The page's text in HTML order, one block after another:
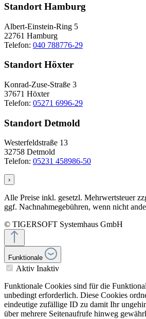
Standort Hamburg
Albert-Einstein-Ring 5
22761 Hamburg
Telefon: 040 788776-29
Standort Höxter
Konrad-Zuse-Straße 3
37671 Höxter
Telefon: 05271 6996-29
Standort Detmold
Westerfeldstraße 13
32758 Detmold
Telefon: 05231 458986-50
›
Alle Preise inkl. gesetzl. Mehrwertsteuer
ggf. Nachnahmegebühren, wenn nicht
© TIGERSOFT Systemhaus GmbH
Funktionale
Aktiv Inaktiv
Funktionale Cookies sind für die
unbedingt erforderlich. Diese Cookies
eindeutige zufällige ID zu damit Ihr
über mehrere Seitenaufrufe hinweg